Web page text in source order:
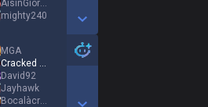
AisinGioroPuyi
mighty240
Show More Detail Games
MGA
Cracked Bambi
David92
Jayhawk
Bocalàcrotte